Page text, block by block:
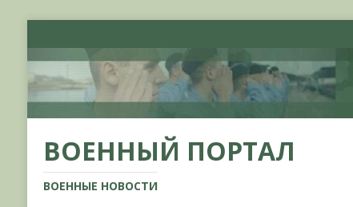
ВОЕННЫЙ ПОРТАЛ
ВОЕННЫЕ НОВОСТИ